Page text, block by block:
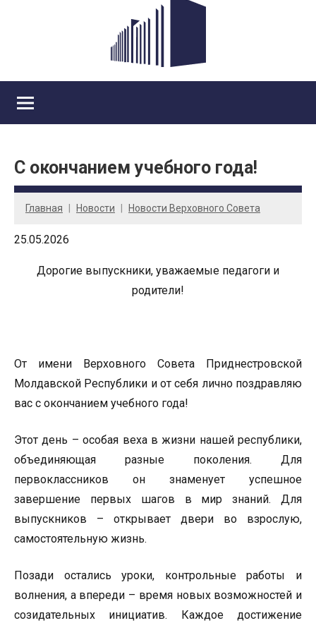
С окончанием учебного года!
Главная Новости Новости Верховного Совета
25.05.2026
Дорогие выпускники, уважаемые педагоги и
родители!
От имени Верховного Совета Приднестровской
Молдавской Республики и от себя лично поздравляю
вас с окончанием учебного года!
Этот день – особая веха в жизни нашей республики,
объединяющая разные поколения. Для
первоклассников он знаменует успешное
завершение первых шагов в мир знаний. Для
выпускников – открывает двери во взрослую,
самостоятельную жизнь.
Позади остались уроки, контрольные работы и
волнения, а впереди – время новых возможностей и
созидательных инициатив. Каждое достижение